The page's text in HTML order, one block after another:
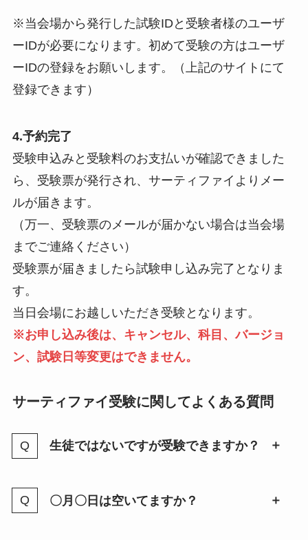
※当会場から発行した試験IDと受験者様のユーザ
ーIDが必要になります。初めて受験の方はユーザ
ーIDの登録をお願いします。（上記のサイトにて
登録できます）
4.予約完了
受験申込みと受験料のお支払いが確認できました
ら、受験票が発行され、サーティファイよりメー
ルが届きます。
（万一、受験票のメールが届かない場合は当会場
までご連絡ください）
受験票が届きましたら試験申し込み完了となりま
す。
当日会場にお越しいただき受験となります。
※お申し込み後は、キャンセル、科目、バージョ
ン、試験日等変更はできません。
サーティファイ受験に関してよくある質問
生徒ではないですが受験できますか？
〇月〇日は空いてますか？